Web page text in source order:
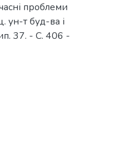
проблеми
ун-т буд-ва і
37. - С. 406 -